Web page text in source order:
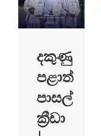
දකුණු
පළාත්
පාසල්
ක්‍රීඩා